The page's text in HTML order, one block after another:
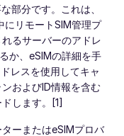
部分です。これは、
にリモートSIM管理プ
るサーバーのアドレ
か、eSIMの詳細を手
レスを使用してキャ
およびID情報を含む
します。[1]
ーまたはeSIMプロバ